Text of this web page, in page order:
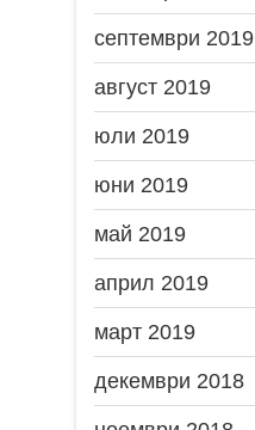
септември 2019
август 2019
юли 2019
юни 2019
май 2019
април 2019
март 2019
декември 2018